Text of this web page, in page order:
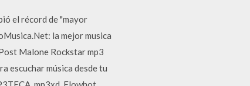
el récord de "mayor
la mejor musica
Malone Rockstar mp3
escuchar música desde tu